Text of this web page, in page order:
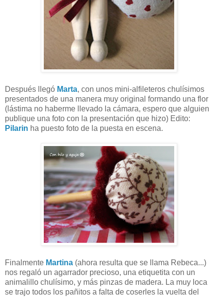
Después llegó Marta, con unos mini-alfileteros chulísimos
presentados de una manera muy original formando una flor
(lástima no haberme llevado la cámara, espero que alguien
publique una foto con la presentación que hizo) Edito:
Pilarin ha puesto foto de la puesta en escena.
Finalmente Martina (ahora resulta que se llama Rebeca...)
nos regaló un agarrador precioso, una etiquetita con un
animalillo chulísimo, y más pinzas de madera. La muy loca
se trajo todos los pañitos a falta de coserles la vuelta del